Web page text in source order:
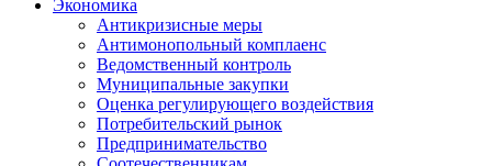
Экономика
Антикризисные меры
Антимонопольный комплаенс
Ведомственный контроль
Муниципальные закупки
Оценка регулирующего воздействия
Потребительский рынок
Предпринимательство